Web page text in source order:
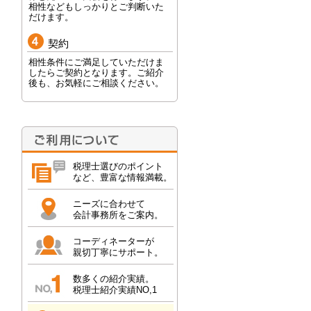
相性などもしっかりとご判断いた
だけます。
契約
相性条件にご満足していただけま
したらご契約となります。ご紹介
後も、お気軽にご相談ください。
税理士選びのポイント
など、豊富な情報満載。
ニーズに合わせて
会計事務所をご案内。
コーディネーターが
親切丁寧にサポート。
数多くの紹介実績。
税理士紹介実績NO,1